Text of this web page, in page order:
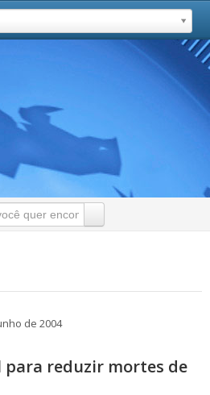
de 2004
para reduzir mortes de